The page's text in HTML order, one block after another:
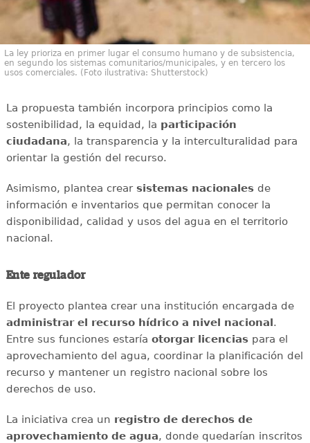
La ley prioriza en primer lugar el consumo humano y de subsistencia,
en segundo los sistemas comunitarios/municipales, y en tercero los
usos comerciales. (Foto ilustrativa: Shutterstock)
La propuesta también incorpora principios como la
sostenibilidad, la equidad, la participación
ciudadana, la transparencia y la interculturalidad para
orientar la gestión del recurso.
Asimismo, plantea crear sistemas nacionalesde
información e inventarios que permitan conocer la
disponibilidad, calidad y usos del agua en el territorio
nacional.
Ente regulador
El proyecto plantea crear una institución encargada de
administrar el recurso hídrico a nivel nacional.
Entre sus funciones estaría otorgar licenciaspara el
aprovechamiento del agua, coordinar la planificación del
recurso y mantener un registro nacional sobre los
derechos de uso.
La iniciativa crea un registro de derechos de
aprovechamiento de agua, donde quedarían inscritos